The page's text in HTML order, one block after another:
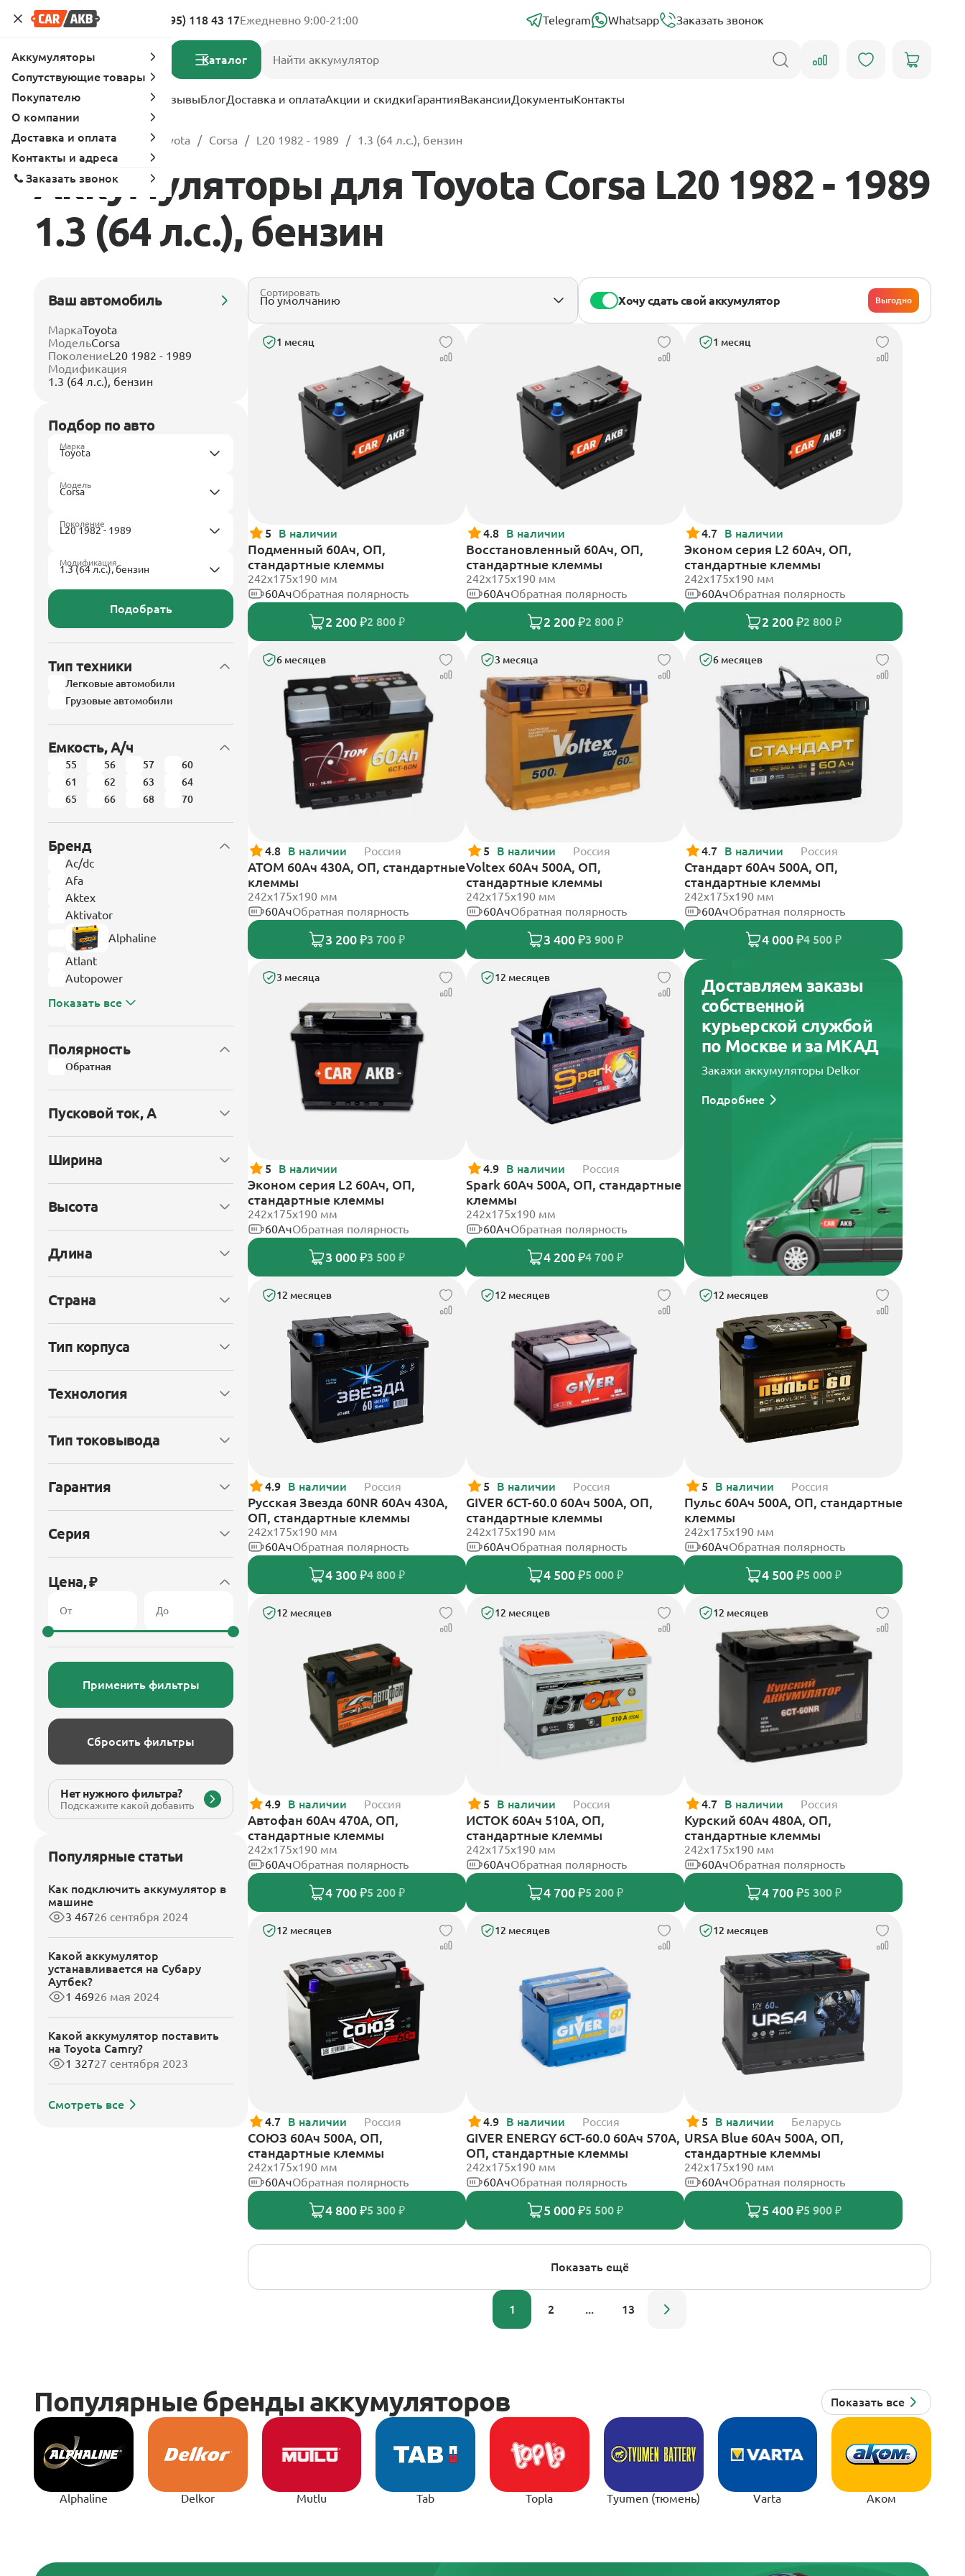
Адреса магазинов 8 (495) 118 43 17Ежедневно 9:00-21:00 Telegram Whatsapp Заказать звонок
Каталог
Услуги Вопрос-ответ ОтзывыБлогДоставка и оплатаАкции и скидкиГарантияВакансииДокументыКонтакты
Главная Каталог Toyota Corsa L20 1982 - 1989 1.3 (64 л.с.), бензин
Аккумуляторы для Toyota Corsa L20 1982 - 1989
1.3 (64 л.с.), бензин
Ваш автомобиль
МаркаToyota
МодельCorsa
ПоколениеL20 1982 - 1989
Модификация
1.3 (64 л.с.), бензин
Подбор по авто
Марка
Модель
Поколение
Модификация
Подобрать
Тип техники
Легковые автомобили
Грузовые автомобили
Емкость, А/ч
55 56 57
60
61
62 63
64
65
66 68 70
Бренд
Ac/dc
Afa
Aktex
Aktivator
Alphaline
Atlant
Autopower
Показать все
Полярность
Обратная
Пусковой ток, А
Ширина
Высота
Длина
Страна
Тип корпуса
Технология
Тип токовывода
Гарантия
Серия
Цена, ₽
Применить фильтры
Сбросить фильтры
Нет нужного фильтра?
Подскажите какой добавить
Популярные статьи
Как подключить аккумулятор в
машине
3 46726 сентября 2024
Какой аккумулятор
устанавливается на Субару
Аутбек?
1 46926 мая 2024
Какой аккумулятор поставить
на Toyota Camry?
1 32727 сентября 2023
Смотреть все
Сортировать
Хочу сдать свой аккумулятор Выгодно
1 месяц
5 В наличии
Подменный 60Ач, ОП,
стандартные клеммы
242х175х190 мм
60АчОбратная полярность
2 200 ₽2 800 ₽
4.8 В наличии
Восстановленный 60Ач, ОП,
стандартные клеммы
242х175х190 мм
60АчОбратная полярность
2 200 ₽2 800 ₽
1 месяц
4.7 В наличии
Эконом серия L2 60Ач, ОП,
стандартные клеммы
242х175х190 мм
60АчОбратная полярность
2 200 ₽2 800 ₽
6 месяцев
4.8 В наличии Россия
АТОМ 60Ач 430А, ОП, стандартные
клеммы
242х175х190 мм
60АчОбратная полярность
3 200 ₽3 700 ₽
3 месяца
5 В наличии Россия
Voltex 60Ач 500А, ОП,
стандартные клеммы
242х175х190 мм
60АчОбратная полярность
3 400 ₽3 900 ₽
6 месяцев
4.7 В наличии Россия
Стандарт 60Ач 500А, ОП,
стандартные клеммы
242x175x190 мм
60АчОбратная полярность
4 000 ₽4 500 ₽
3 месяца
5 В наличии
Эконом серия L2 60Ач, ОП,
стандартные клеммы
242х175х190 мм
60АчОбратная полярность
3 000 ₽3 500 ₽
12 месяцев
4.9 В наличии Россия
Spark 60Ач 500А, ОП, стандартные
клеммы
242х175х190 мм
60АчОбратная полярность
4 200 ₽4 700 ₽
Доставляем заказы
собственной
курьерской службой
по Москве и за МКАД
Закажи аккумуляторы Delkor
Подробнее
12 месяцев
4.9 В наличии Россия
Русская Звезда 60NR 60Ач 430А,
ОП, стандартные клеммы
242x175x190 мм
60АчОбратная полярность
4 300 ₽4 800 ₽
12 месяцев
5 В наличии Россия
GIVER 6СТ-60.0 60Ач 500А, ОП,
стандартные клеммы
242х175х190 мм
60АчОбратная полярность
4 500 ₽5 000 ₽
12 месяцев
5 В наличии Россия
Пульс 60Ач 500А, ОП, стандартные
клеммы
242x175x190 мм
60АчОбратная полярность
4 500 ₽5 000 ₽
12 месяцев
4.9 В наличии Россия
Автофан 60Ач 470А, ОП,
стандартные клеммы
242х175х190 мм
60АчОбратная полярность
4 700 ₽5 200 ₽
12 месяцев
5 В наличии Россия
ИСТОК 60Ач 510А, ОП,
стандартные клеммы
242x175x190 мм
60АчОбратная полярность
4 700 ₽5 200 ₽
12 месяцев
4.7 В наличии Россия
Курский 60Ач 480А, ОП,
стандартные клеммы
242x175x190 мм
60АчОбратная полярность
4 700 ₽5 300 ₽
12 месяцев
4.7 В наличии Россия
СОЮЗ 60Ач 500А, ОП,
стандартные клеммы
242x175x190 мм
60АчОбратная полярность
4 800 ₽5 300 ₽
12 месяцев
4.9 В наличии Россия
GIVER ENERGY 6СТ-60.0 60Ач 570А,
ОП, стандартные клеммы
242х175х190 мм
60АчОбратная полярность
5 000 ₽5 500 ₽
12 месяцев
5 В наличии Беларусь
URSA Blue 60Ач 500А, ОП,
стандартные клеммы
242х175х190 мм
60АчОбратная полярность
5 400 ₽5 900 ₽
Показать ещё
1 2 ... 13
Alphaline Delkor Mutlu Tab Topla Tyumen (тюмень) Varta Аком
Аккумуляторы
Сопутствующие товары
Покупателю
О компании
Доставка и оплата
Контакты и адреса
Заказать звонок